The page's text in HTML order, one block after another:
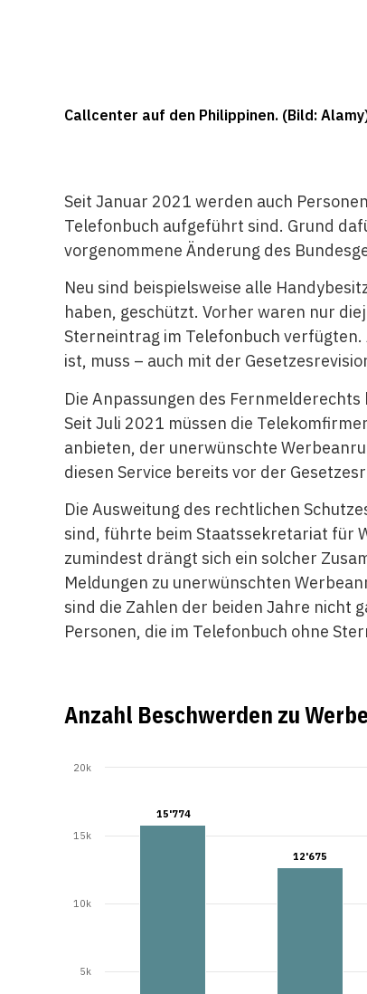
Callcenter auf den Philippinen. (Bild:
Seit Januar 2021 werden auch
Telefonbuch aufgeführt sind. Grund
vorgenommene Änderung des
Neu sind beispielsweise alle
haben, geschützt. Vorher waren nur
Sterneintrag im Telefonbuch
ist, muss – auch mit der
Die Anpassungen des
Seit Juli 2021 müssen die
anbieten, der unerwünschte
diesen Service bereits vor der
Die Ausweitung des rechtlichen
sind, führte beim Staatssekretariat für
zumindest drängt sich ein solcher
Meldungen zu unerwünschten
sind die Zahlen der beiden Jahre nicht
Personen, die im Telefonbuch ohne
Anzahl Beschwerden zu
15'774
15'774
12'675
12'675
5k
10k
15k
20k